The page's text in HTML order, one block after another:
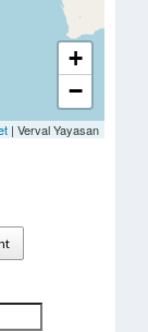
+
−
| Verval Yayasan